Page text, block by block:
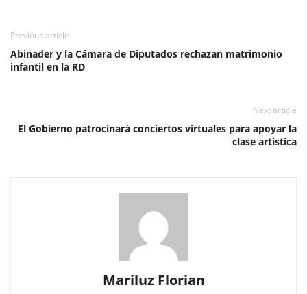
Previous article
Abinader y la Cámara de Diputados rechazan matrimonio
infantil en la RD
Next article
El Gobierno patrocinará conciertos virtuales para apoyar la
clase artística
Mariluz Florian